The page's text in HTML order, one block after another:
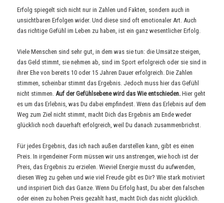
Erfolg spiegelt sich nicht nur in Zahlen und Fakten, sondern auch in
unsichtbaren Erfolgen wider. Und diese sind oft emotionaler Art. Auch
das richtige Gefühl im Leben zu haben, ist ein ganz wesentlicher Erfolg.
Viele Menschen sind sehr gut, in dem was sie tun: die Umsätze steigen,
das Geld stimmt, sie nehmen ab, sind im Sport erfolgreich oder sie sind in
ihrer Ehe von bereits 10 oder 15 Jahren Dauer erfolgreich. Die Zahlen
stimmen, scheinbar stimmt das Ergebnis. Jedoch muss hier das Gefühl
nicht stimmen.Auf der Gefühlsebene wird das Wie entschieden.Hier geht
es um das Erlebnis, was Du dabei empfindest. Wenn das Erlebnis auf dem
Weg zum Ziel nicht stimmt, macht Dich das Ergebnis am Ende weder
glücklich noch dauerhaft erfolgreich, weil Du danach zusammenbrichst.
Für jedes Ergebnis, das ich nach außen darstellen kann, gibt es einen
Preis. In irgendeiner Form müssen wir uns anstrengen, wie hoch ist der
Preis, das Ergebnis zu erzielen. Wieviel Energie musst du aufwenden,
diesen Weg zu gehen und wie viel Freude gibt es Dir? Wie stark motiviert
und inspiriert Dich das Ganze. Wenn Du Erfolg hast, Du aber den falschen
oder einen zu hohen Preis gezahlt hast, macht Dich das nicht glücklich.